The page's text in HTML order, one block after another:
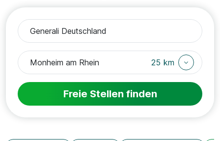
25 km
Freie Stellen finden